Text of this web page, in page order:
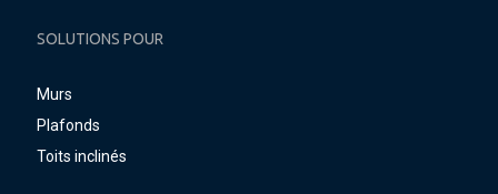
SOLUTIONS POUR
Murs
Plafonds
Toits inclinés